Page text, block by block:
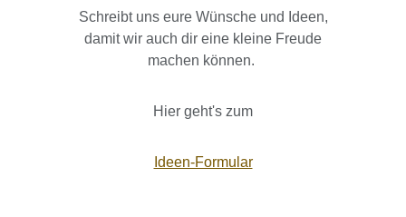
Schreibt uns eure Wünsche und Ideen,
damit wir auch dir eine kleine Freude
machen können.
Hier geht's zum
Ideen-Formular